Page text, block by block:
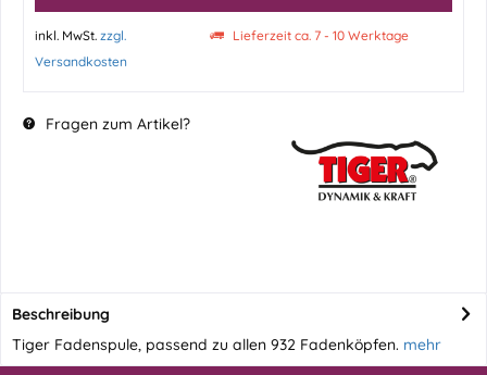
inkl. MwSt. zzgl.
Versandkosten
Lieferzeit ca. 7 - 10 Werktage
Fragen zum Artikel?
Beschreibung
Tiger Fadenspule, passend zu allen 932 Fadenköpfen. mehr